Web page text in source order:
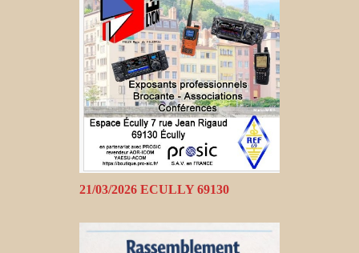
21/03/2026 ECULLY 69130